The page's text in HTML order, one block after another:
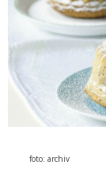
foto: archiv